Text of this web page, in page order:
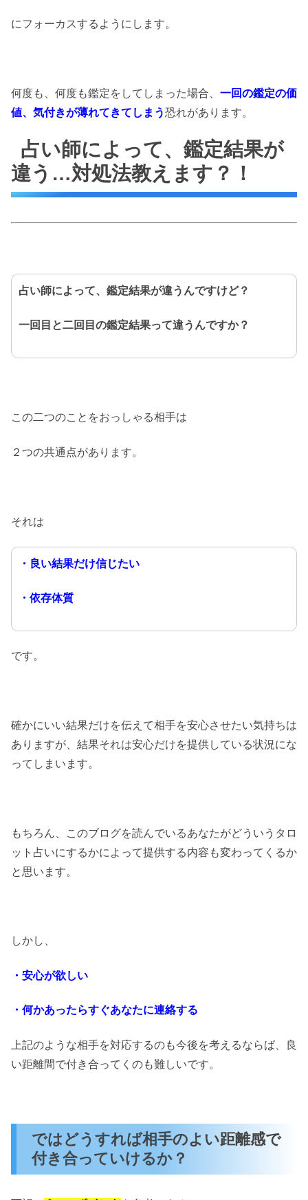
にフォーカスするようにします。
何度も、何度も鑑定をしてしまった場合、 一回の鑑定の価
値、気付きが薄れてきてしまう恐れがあります。
占い師によって、鑑定結果が
違う…対処法教えます？！
占い師によって、鑑定結果が違うんですけど？
一回目と二回目の鑑定結果って違うんですか？
この二つのことをおっしゃる相手は
２つの共通点があります。
それは
・良い結果だけ信じたい
・依存体質
です。
確かにいい結果だけを伝えて相手を安心させたい気持ちは
ありますが、結果それは安心だけを提供している状況にな
ってしまいます。
もちろん、このブログを読んでいるあなたがどういうタロ
ット占いにするかによって提供する内容も変わってくるか
と思います。
しかし、
・安心が欲しい
・何かあったらすぐあなたに連絡する
上記のような相手を対応するのも今後を考えるならば、良
い距離間で付き合ってくのも難しいです。
ではどうすれば相手のよい距離感で
付き合っていけるか？